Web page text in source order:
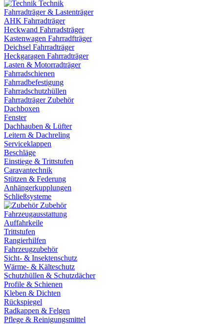
Technik
Fahrradträger & Lastenträger
AHK Fahrradträger
Heckwand Fahrradsträger
Kastenwagen Fahrradfträger
Deichsel Fahrradträger
Heckgaragen Fahrradträger
Lasten & Motorradträger
Fahrradschienen
Fahrradbefestigung
Fahrradschutzhüllen
Fahrradträger Zubehör
Dachboxen
Fenster
Dachhauben & Lüfter
Leitern & Dachreling
Serviceklappen
Beschläge
Einstiege & Trittstufen
Caravantechnik
Stützen & Federung
Anhängerkupplungen
Schließsysteme
Zubehör
Fahrzeugausstattung
Auffahrkeile
Trittstufen
Rangierhilfen
Fahrzeugzubehör
Sicht- & Insektenschutz
Wärme- & Kälteschutz
Schutzhüllen & Schutzdächer
Profile & Schienen
Kleben & Dichten
Rückspiegel
Radkappen & Felgen
Pflege & Reinigungsmittel